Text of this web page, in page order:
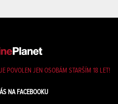
POVOLEN JEN OSOBÁM STARŠÍM 18 LET!
NA FACEBOOKU